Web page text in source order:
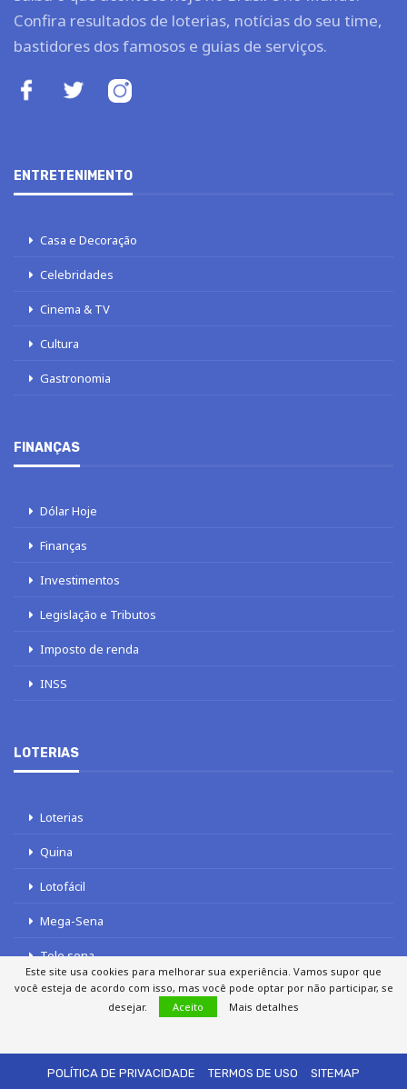
Confira resultados de loterias, notícias do seu time,
bastidores dos famosos e guias de serviços.
ENTRETENIMENTO
Casa e Decoração
Celebridades
Cinema & TV
Cultura
Gastronomia
FINANÇAS
Dólar Hoje
Finanças
Investimentos
Legislação e Tributos
Imposto de renda
INSS
LOTERIAS
Loterias
Quina
Lotofácil
Mega-Sena
Tele sena
POLÍTICA DE PRIVACIDADE
TERMOS DE USO SITEMAP
Este site usa cookies para melhorar sua experiência. Vamos supor que
você esteja de acordo com isso, mas você pode optar por não participar, se
desejar.
Aceito Mais detalhes